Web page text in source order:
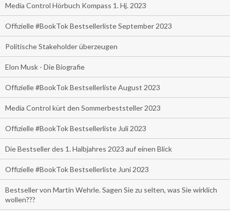
Media Control Hörbuch Kompass 1. Hj. 2023
Offizielle #BookTok Bestsellerliste September 2023
Politische Stakeholder überzeugen
Elon Musk - Die Biografie
Offizielle #BookTok Bestsellerliste August 2023
Media Control kürt den Sommerbeststeller 2023
Offizielle #BookTok Bestsellerliste Juli 2023
Die Bestseller des 1. Halbjahres 2023 auf einen Blick
Offizielle #BookTok Bestsellerliste Juni 2023
Bestseller von Martin Wehrle. Sagen Sie zu selten, was Sie wirklich
wollen???